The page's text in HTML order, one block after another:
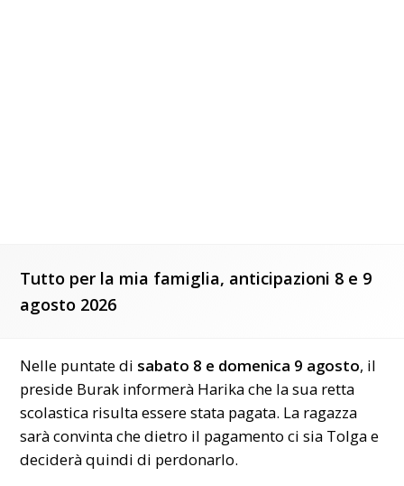
Tutto per la mia famiglia, anticipazioni 8 e 9
agosto 2026
Nelle puntate di sabato 8 e domenica 9 agosto, il
preside Burak informerà Harika che la sua retta
scolastica risulta essere stata pagata. La ragazza
sarà convinta che dietro il pagamento ci sia Tolga e
deciderà quindi di perdonarlo.